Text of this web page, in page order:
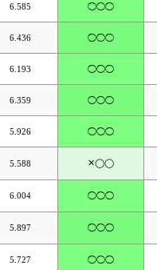
6.585 ◯◯◯
6.436 ◯◯◯
6.193 ◯◯◯
6.359 ◯◯◯
5.926 ◯◯◯
5.588 ✕◯◯
6.004 ◯◯◯
5.897 ◯◯◯
5.727 ◯◯◯